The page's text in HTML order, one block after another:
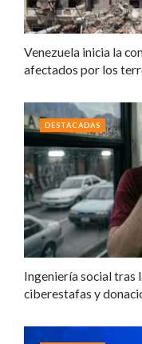
Venezuela inicia la
afectados por los
Ingeniería social tras
ciberestafas y
DESTACADAS